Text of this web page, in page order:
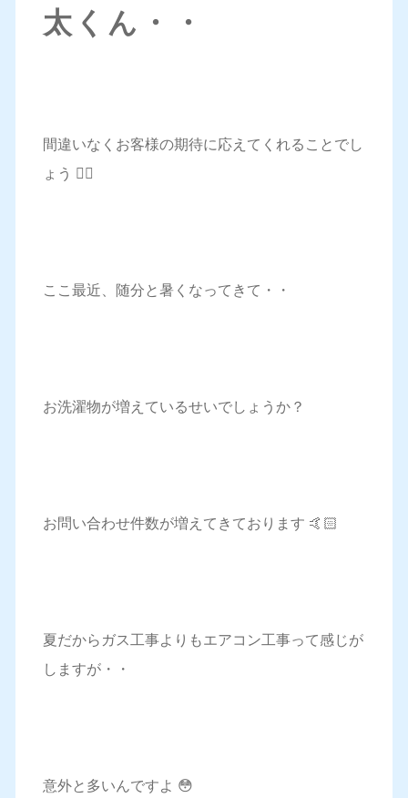
太くん・・
間違いなくお客様の期待に応えてくれることでし
ょう 🙆‍♀️
ここ最近、随分と暑くなってきて・・
お洗濯物が増えているせいでしょうか？
お問い合わせ件数が増えてきております 🤙🏻
夏だからガス工事よりもエアコン工事って感じが
しますが・・
意外と多いんですよ 😳